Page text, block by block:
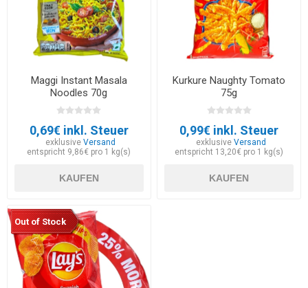
Maggi Instant Masala
Noodles 70g
0,69€ inkl. Steuer
exklusiveVersand
entspricht 9,86€ pro 1 kg(s)
KAUFEN
Kurkure Naughty Tomato
75g
0,99€ inkl. Steuer
exklusive Versand
entspricht 13,20€ pro 1 kg(s)
KAUFEN
Out of Stock